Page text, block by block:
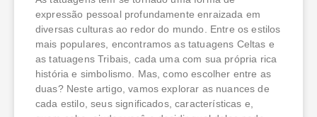
expressão pessoal profundamente enraizada em
diversas culturas ao redor do mundo. Entre os estilos
mais populares, encontramos as tatuagens Celtas e
as tatuagens Tribais, cada uma com sua própria rica
história e simbolismo. Mas, como escolher entre as
duas? Neste artigo, vamos explorar as nuances de
cada estilo, seus significados, características e,